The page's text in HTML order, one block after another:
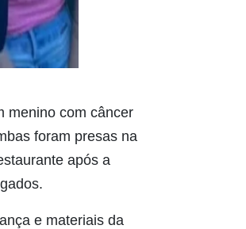
menino com câncer
foram presas na
após a
e materiais da